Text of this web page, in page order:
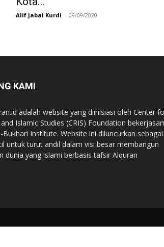
Alif Jabal Kurdi - 09/09/2020
KAMI
adalah website yang diinisiasi oleh Center
Islamic Studies (CRIS) Foundation
Bukhari Institute. Website ini diluncurkan sebagai
untuk turut andil dalam visi besar membangun
dunia yang islami berbasis tafsir Alquran